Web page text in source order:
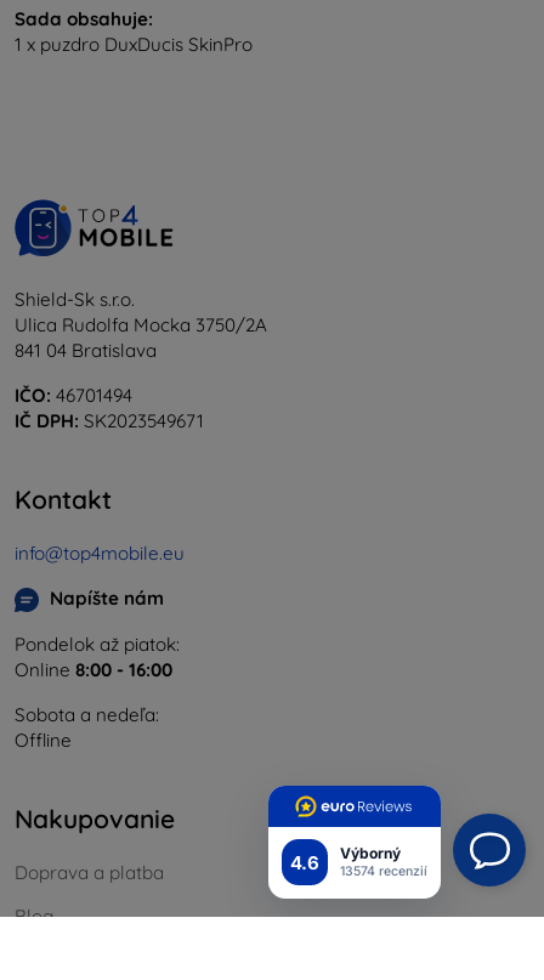
4.6 Výborný
13574 recenzií
Sada obsahuje:
1 x puzdro DuxDucis SkinPro
Shield-Sk s.r.o.
Ulica Rudolfa Mocka 3750/2A
841 04 Bratislava
IČO: 46701494
IČ DPH: SK2023549671
Kontakt
info@top4mobile.eu
Napíšte nám
Pondelok až piatok:
Online 8:00 - 16:00
Sobota a nedeľa:
Offline
Nakupovanie
Doprava a platba
Blog